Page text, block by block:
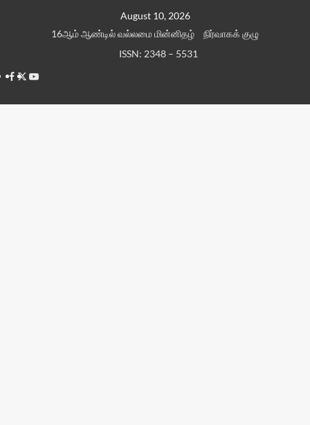
August 10, 2026
16ஆம் ஆண்டில் வல்லமை மின்னிதழ்
நிர்வாகக் குழு
ISSN: 2348 – 5531
Facebook
TwitterYoutube